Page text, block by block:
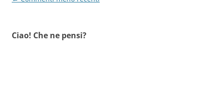
Ciao! Che ne pensi?